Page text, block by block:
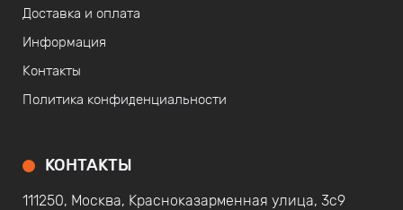
Доставка и оплата
Информация
Контакты
Политика конфиденциальности
КОНТАКТЫ
111250, Москва, Красноказарменная улица, 3с9